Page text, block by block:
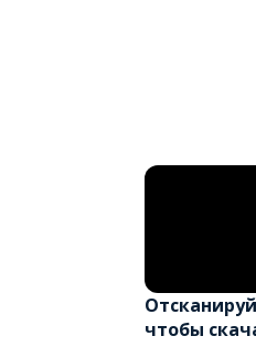
чтобы